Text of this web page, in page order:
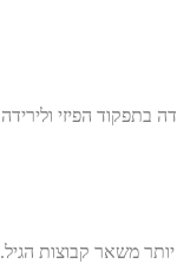
בתפקוד הפיזי
משאר קבוצות הגיל.